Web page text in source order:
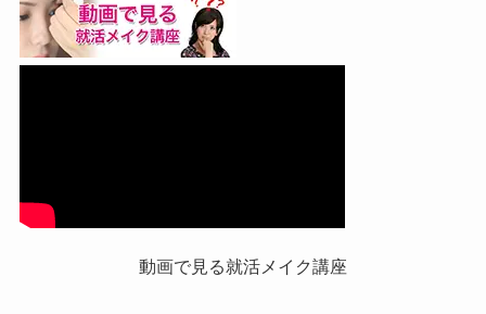
動画で見る就活メイク講座